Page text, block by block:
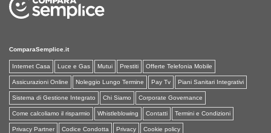
ComparaSemplice.it
Internet Casa Luce e Gas Mutui Prestiti Offerte Telefonia Mobile
Assicurazioni Online Noleggio Lungo Termine Pay Tv Piani Sanitari Integrativi
Sistema di Gestione Integrato Chi Siamo Corporate Governance
Come calcoliamo il risparmio Whistleblowing Contatti Termini e Condizioni
Privacy Partner Codice Condotta Privacy Cookie policy